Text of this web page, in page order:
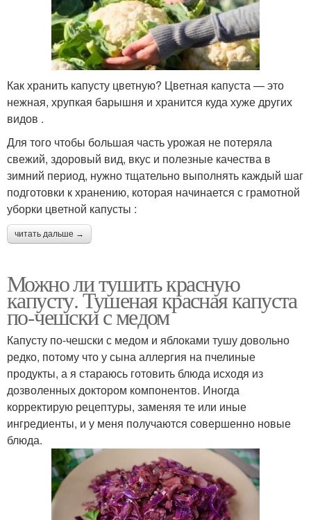
Как хранить капусту цветную? Цветная капуста — это
нежная, хрупкая барышня и хранится куда хуже других
видов .
Для того чтобы большая часть урожая не потеряла
свежий, здоровый вид, вкус и полезные качества в
зимний период, нужно тщательно выполнять каждый шаг
подготовки к хранению, которая начинается с грамотной
уборки цветной капусты :
читать дальше →
Можно ли тушить красную
капусту. Тушеная красная капуста
по-чешски с медом
Капусту по-чешски с медом и яблоками тушу довольно
редко, потому что у сына аллергия на пчелиные
продукты, а я стараюсь готовить блюда исходя из
дозволенных доктором компонентов. Иногда
корректирую рецептуры, заменяя те или иные
ингредиенты, и у меня получаются совершенно новые
блюда.